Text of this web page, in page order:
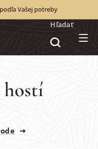
Vašej potreby
Hľadať